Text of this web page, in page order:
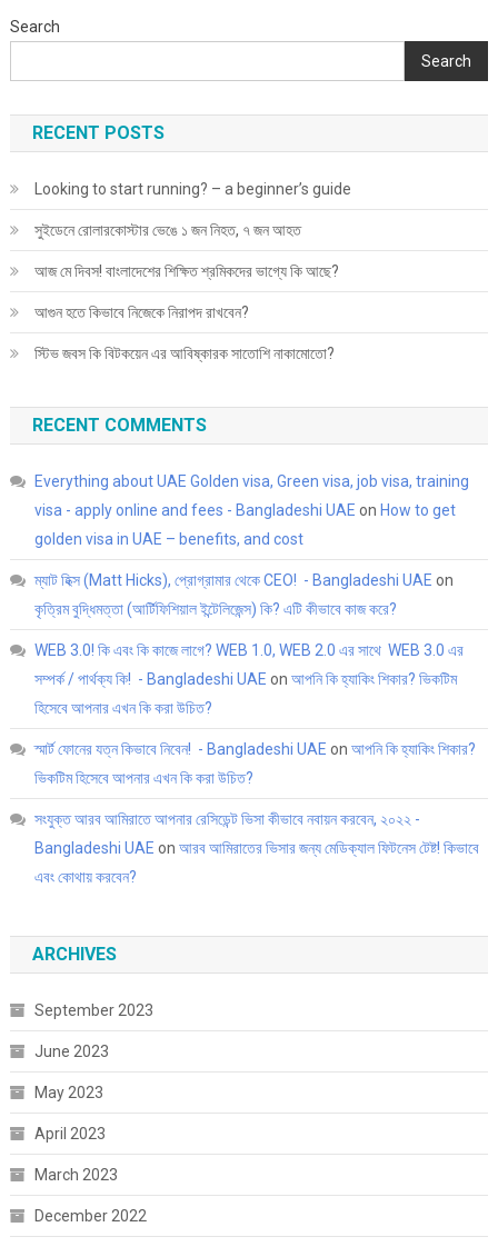
Search
Search
RECENT POSTS
Looking to start running? – a beginner’s guide
সুইডেনে রোলারকোস্টার ভেঙে ১ জন নিহত, ৭ জন আহত
আজ মে দিবস! বাংলাদেশের শিক্ষিত শ্রমিকদের ভাগ্যে কি আছে?
আগুন হতে কিভাবে নিজেকে নিরাপদ রাখবেন?
স্টিভ জবস কি বিটকয়েন এর আবিষ্কারক সাতোশি নাকামোতো?
RECENT COMMENTS
Everything about UAE Golden visa, Green visa, job visa, training
visa - apply online and fees - Bangladeshi UAE on How to get
golden visa in UAE – benefits, and cost
ম্যাট হিক্স (Matt Hicks), প্রোগ্রামার থেকে CEO! - Bangladeshi UAE on
কৃত্রিম বুদ্ধিমত্তা (আর্টিফিশিয়াল ইন্টেলিজেন্স) কি? এটি কীভাবে কাজ করে?
WEB 3.0! কি এবং কি কাজে লাগে? WEB 1.0, WEB 2.0 এর সাথে WEB 3.0 এর
সম্পর্ক / পার্থক্য কি! - Bangladeshi UAE on আপনি কি হ্যাকিং শিকার? ভিকটিম
হিসেবে আপনার এখন কি করা উচিত?
স্মার্ট ফোনের যত্ন কিভাবে নিবেন! - Bangladeshi UAE on আপনি কি হ্যাকিং শিকার?
ভিকটিম হিসেবে আপনার এখন কি করা উচিত?
সংযুক্ত আরব আমিরাতে আপনার রেসিডেন্ট ভিসা কীভাবে নবায়ন করবেন, ২০২২ -
Bangladeshi UAE on আরব আমিরাতের ভিসার জন্য মেডিক্যাল ফিটনেস টেষ্ট! কিভাবে
এবং কোথায় করবেন?
ARCHIVES
September 2023
June 2023
May 2023
April 2023
March 2023
December 2022